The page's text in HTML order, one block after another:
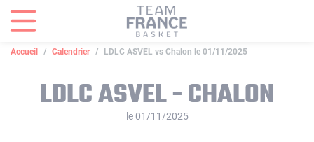
Accueil Calendrier LDLC ASVEL vs Chalon le 01/11/2025
LDLC ASVEL - CHALON
le 01/11/2025
Panneau de gestion des cookies